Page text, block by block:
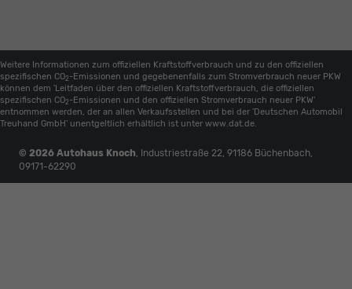
Weitere Informationen zum offiziellen Kraftstoffverbrauch und zu den offiziellen
spezifischen CO2 -Emissionen und gegebenenfalls zum Stromverbrauch neuer PKW
können dem 'Leitfaden über den offiziellen Kraftstoffverbrauch, die offiziellen
spezifischen CO2 -Emissionen und den offiziellen Stromverbrauch neuer PKW'
entnommen werden, der an allen Verkaufsstellen und bei der 'Deutschen Automobil
Treuhand GmbH' unentgeltlich erhältlich ist unter www.dat.de.
© 2026 Autohaus Knoch, Industriestraße 22, 91186 Büchenbach,
09171-62290